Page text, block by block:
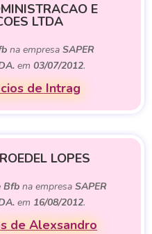
E
LTDA
na empresa SAPER
em 03/07/2012.
de Intrag
LOPES
Bfbna empresa SAPER
em 16/08/2012.
de Alexsandro